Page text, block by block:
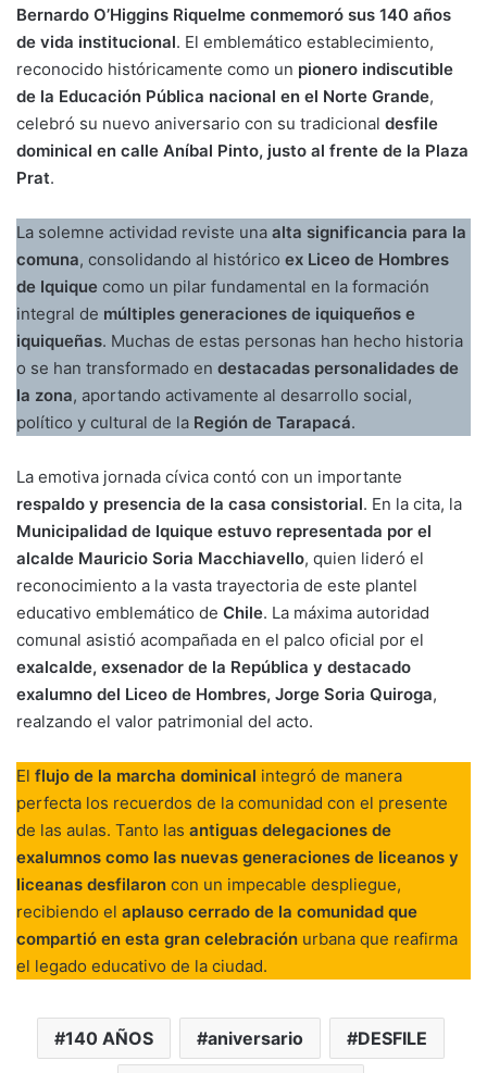
Bernardo O’Higgins Riquelme conmemoró sus 140 años
de vida institucional. El emblemático establecimiento,
reconocido históricamente como un pionero indiscutible
de la Educación Pública nacional en el Norte Grande,
celebró su nuevo aniversario con su tradicional desfile
dominical en calle Aníbal Pinto, justo al frente de la Plaza
Prat.
La solemne actividad reviste una alta significancia para la
comuna, consolidando al histórico ex Liceo de Hombres
de Iquique como un pilar fundamental en la formación
integral de múltiples generaciones de iquiqueños e
iquiqueñas. Muchas de estas personas han hecho historia
o se han transformado en destacadas personalidades de
la zona, aportando activamente al desarrollo social,
político y cultural de la Región de Tarapacá.
La emotiva jornada cívica contó con un importante
respaldo y presencia de la casa consistorial. En la cita, la
Municipalidad de Iquique estuvo representada por el
alcalde Mauricio Soria Macchiavello, quien lideró el
reconocimiento a la vasta trayectoria de este plantel
educativo emblemático de Chile. La máxima autoridad
comunal asistió acompañada en el palco oficial por el
exalcalde, exsenador de la República y destacado
exalumno del Liceo de Hombres, Jorge Soria Quiroga,
realzando el valor patrimonial del acto.
El flujo de la marcha dominical integró de manera
perfecta los recuerdos de la comunidad con el presente
de las aulas. Tanto las antiguas delegaciones de
exalumnos como las nuevas generaciones de liceanos y
liceanas desfilaron con un impecable despliegue,
recibiendo el aplauso cerrado de la comunidad que
compartió en esta gran celebración urbana que reafirma
el legado educativo de la ciudad.
140 AÑOS aniversario DESFILE